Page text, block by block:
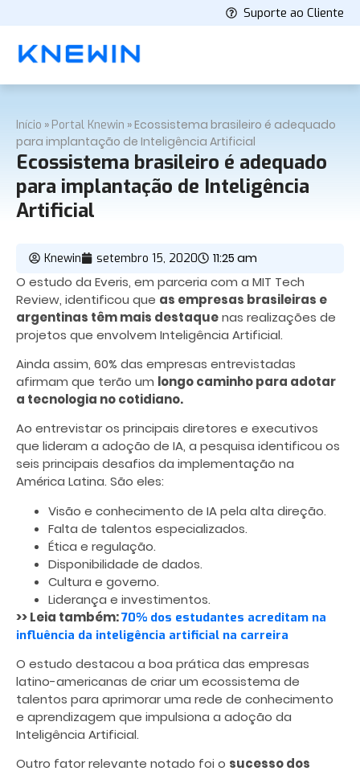
Suporte ao Cliente
Início » Portal Knewin »Ecossistema brasileiro é adequado
para implantação de Inteligência Artificial
Ecossistema brasileiro é adequado
para implantação de Inteligência
Artificial
Knewin setembro 15, 2020 11:25 am
O estudo da Everis, em parceria com a MIT Tech
Review, identificou que as empresas brasileiras e
argentinas têm mais destaquenas realizações de
projetos que envolvem Inteligência Artificial.
Ainda assim, 60% das empresas entrevistadas
afirmam que terão um longo caminho para adotar
a tecnologia no cotidiano.
Ao entrevistar os principais diretores e executivos
que lideram a adoção de IA, a pesquisa identificou os
seis principais desafios da implementação na
América Latina. São eles:
Visão e conhecimento de IA pela alta direção.
Falta de talentos especializados.
Ética e regulação.
Disponibilidade de dados.
Cultura e governo.
Liderança e investimentos.
>> Leia também:70% dos estudantes acreditam na
influência da inteligência artificial na carreira
O estudo destacou a boa prática das empresas
latino-americanas de criar um ecossistema de
talentos para aprimorar uma rede de conhecimento
e aprendizagem que impulsiona a adoção da
Inteligência Artificial.
Outro fator relevante notado foi o sucesso dos